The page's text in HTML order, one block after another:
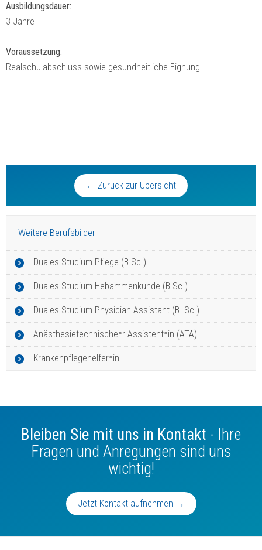
← Zurück zur Übersicht
Weitere Berufsbilder
Duales Studium Pflege (B.Sc.)
Duales Studium Hebammenkunde (B.Sc.)
Duales Studium Physician Assistant (B. Sc.)
Anästhesietechnische*r Assistent*in (ATA)
Krankenpflegehelfer*in
Ausbildungsdauer:
3 Jahre
Voraussetzung:
Realschulabschluss sowie gesundheitliche Eignung
Bleiben Sie mit uns in Kontakt - Ihre
Fragen und Anregungen sind uns
wichtig!
Jetzt Kontakt aufnehmen →